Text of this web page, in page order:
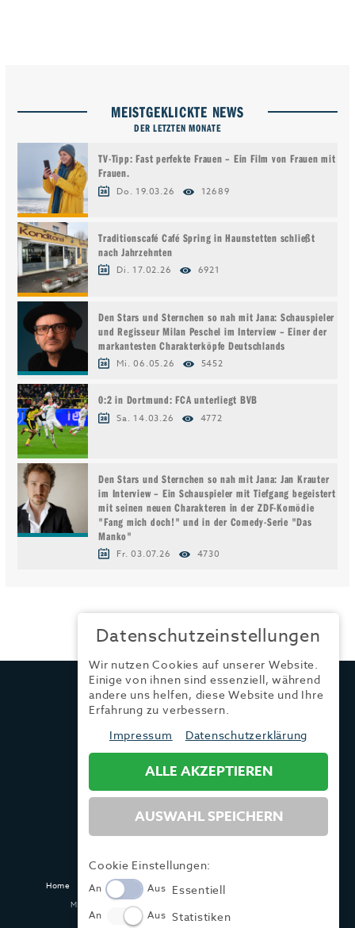
MEISTGEKLICKTE NEWS
DER LETZTEN MONATE
TV-Tipp: Fast perfekte Frauen – Ein Film von Frauen mit
Frauen.
Do. 19.03.26 12689
Traditionscafé Café Spring in Haunstetten schließt
nach Jahrzehnten
Di. 17.02.26 6921
Den Stars und Sternchen so nah mit Jana: Schauspieler
und Regisseur Milan Peschel im Interview – Einer der
markantesten Charakterköpfe Deutschlands
Mi. 06.05.26 5452
0:2 in Dortmund: FCA unterliegt BVB
Sa. 14.03.26 4772
Den Stars und Sternchen so nah mit Jana: Jan Krauter
im Interview – Ein Schauspieler mit Tiefgang begeistert
mit seinen neuen Charakteren in der ZDF-Komödie
"Fang mich doch!" und in der Comedy-Serie "Das
Manko"
Fr. 03.07.26 4730
TRENDYONE
Ad can do GmbH & Co. KG
Kurzes Geländ 8 a | 86156 Augsburg
+49 (0) 821 / 99 82 34 40
Fax:
+49 (0) 821 / 99 82 34 41
Home Kontakt Impressum Datenschutz
Made with ♥ in Dasing und Hamburg @ zwetschke.de
Datenschutzeinstellungen
Wir nutzen Cookies auf unserer Website.
Einige von ihnen sind essenziell, während
andere uns helfen, diese Website und Ihre
Erfahrung zu verbessern.
Impressum
Datenschutzerklärung
ALLE AKZEPTIEREN
AUSWAHL SPEICHERN
Cookie Einstellungen:
An Aus Essentiell
An Aus Statistiken